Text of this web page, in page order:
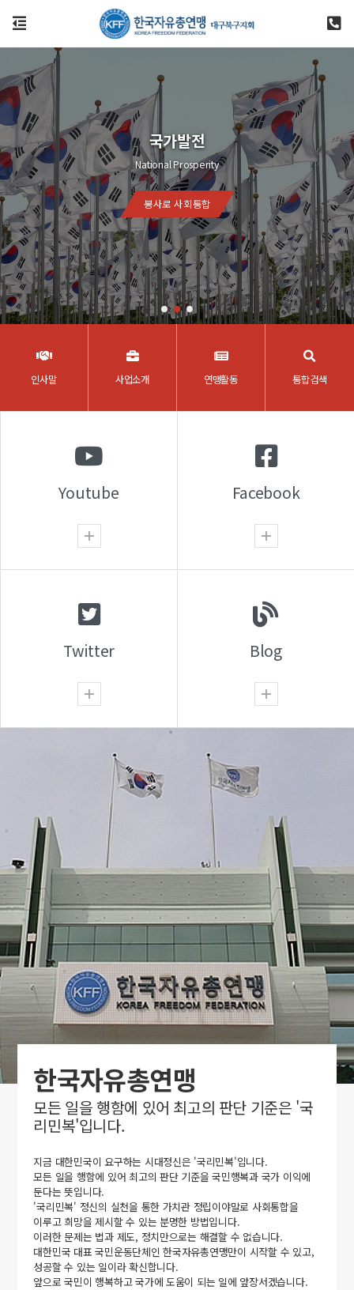
국가발전
National Prosperity
봉사로 사회통합
인사말 사업소개 연맹활동 통합검색
Youtube Facebook
Twitter Blog
한국자유총연맹
모든 일을 행함에 있어 최고의 판단 기준은 '국
리민복'입니다.
지금 대한민국이 요구하는 시대정신은 '국리민복'입니다.
모든 일을 행함에 있어 최고의 판단 기준을 국민행복과 국가 이익에
둔다는 뜻입니다.
'국리민복' 정신의 실천을 통한 가치관 정립이야말로 사회통합을
이루고 희망을 제시할 수 있는 분명한 방법입니다.
이러한 문제는 법과 제도, 정치만으로는 해결할 수 없습니다.
대한민국 대표 국민운동단체인 한국자유총연맹만이 시작할 수 있고,
성공할 수 있는 일이라 확신합니다.
앞으로 국민이 행복하고 국가에 도움이 되는 일에 앞장서겠습니다.